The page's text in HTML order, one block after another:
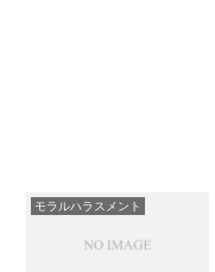
モラルハラスメント